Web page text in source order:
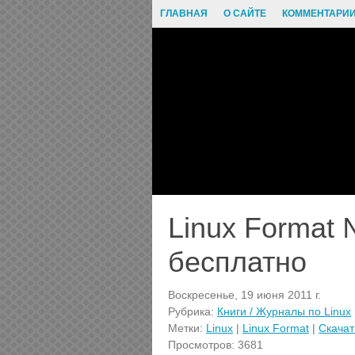
ГЛАВНАЯ О САЙТЕ
Linux Format
бесплатно
Воскресенье, 19 июня 2011 г.
Рубрика: Книги / Журналы по Linux
Метки: Linux | Linux Format |
Просмотров: 3681